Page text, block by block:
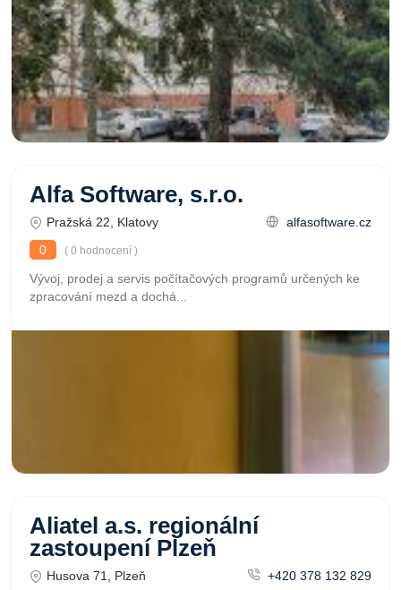
Alfa Software, s.r.o.
Pražská 22, Klatovy
alfasoftware.cz
0
( 0 hodnocení )
Vývoj, prodej a servis počítačových programů určených ke
zpracování mezd a dochá...
Aliatel a.s. regionální
zastoupení Plzeň
Husova 71, Plzeň
+420 378 132 829